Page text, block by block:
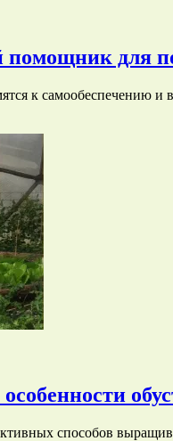
для
к самообеспечению
способов